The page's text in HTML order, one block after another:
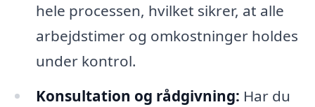
hele processen, hvilket sikrer, at alle
arbejdstimer og omkostninger holdes
under kontrol.
Konsultation og rådgivning: Har du